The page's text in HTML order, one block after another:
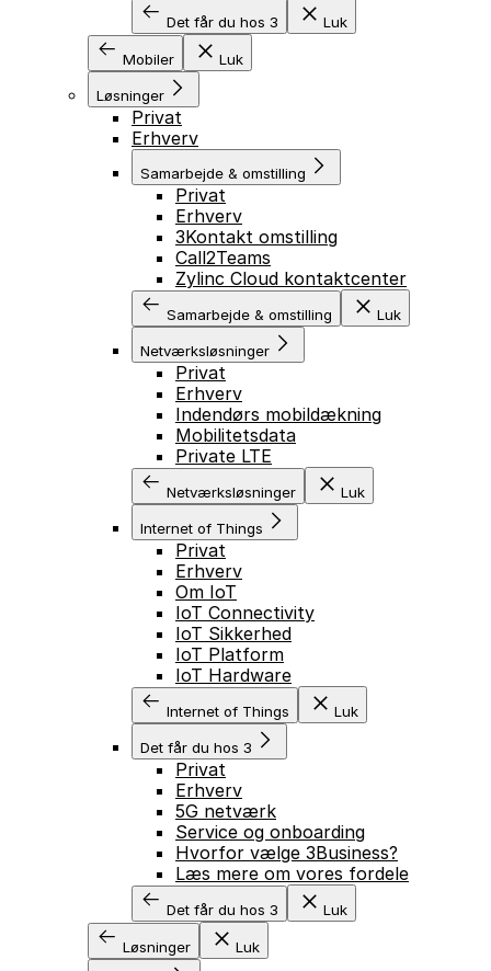
Det får du hos 3 Luk
Mobiler Luk
Løsninger
Privat
Erhverv
Samarbejde & omstilling
Privat
Erhverv
3Kontakt omstilling
Call2Teams
Zylinc Cloud kontaktcenter
Samarbejde & omstilling Luk
Netværksløsninger
Privat
Erhverv
Indendørs mobildækning
Mobilitetsdata
Private LTE
Netværksløsninger Luk
Internet of Things
Privat
Erhverv
Om IoT
IoT Connectivity
IoT Sikkerhed
IoT Platform
IoT Hardware
Internet of Things Luk
Det får du hos 3
Privat
Erhverv
5G netværk
Service og onboarding
Hvorfor vælge 3Business?
Læs mere om vores fordele
Det får du hos 3 Luk
Løsninger Luk